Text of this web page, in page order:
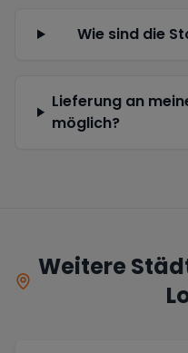
Wie sind die
Lieferung an
möglich?
Weitere